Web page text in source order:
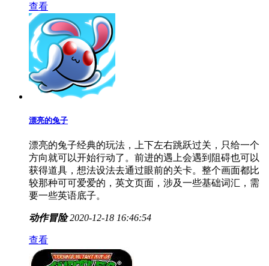
查看
漂亮的兔子
漂亮的兔子经典的玩法，上下左右跳跃过关，只给一个
方向就可以开始行动了。前进的遇上会遇到阻碍也可以
获得道具，想法设法去通过眼前的关卡。整个画面都比
较那种可可爱爱的，英文页面，涉及一些基础词汇，需
要一些英语底子。
动作冒险 2020-12-18 16:46:54
查看